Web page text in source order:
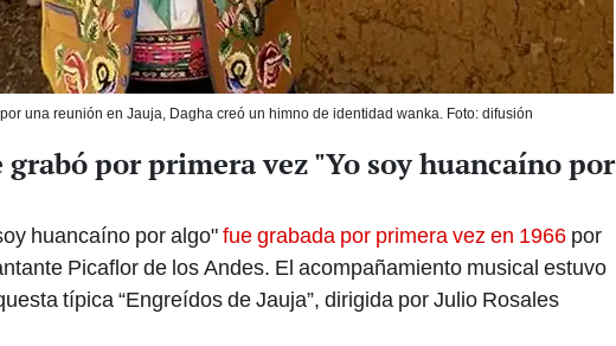
una reunión en Jauja, Dagha creó un himno de identidad wanka. Foto: difusión
grabó por primera vez "Yo soy huancaíno por
huancaíno por algo"fue grabada por primera vez en 1966 por
Picaflor de los Andes. El acompañamiento musical estuvo
típica “Engreídos de Jauja”, dirigida por Julio Rosales